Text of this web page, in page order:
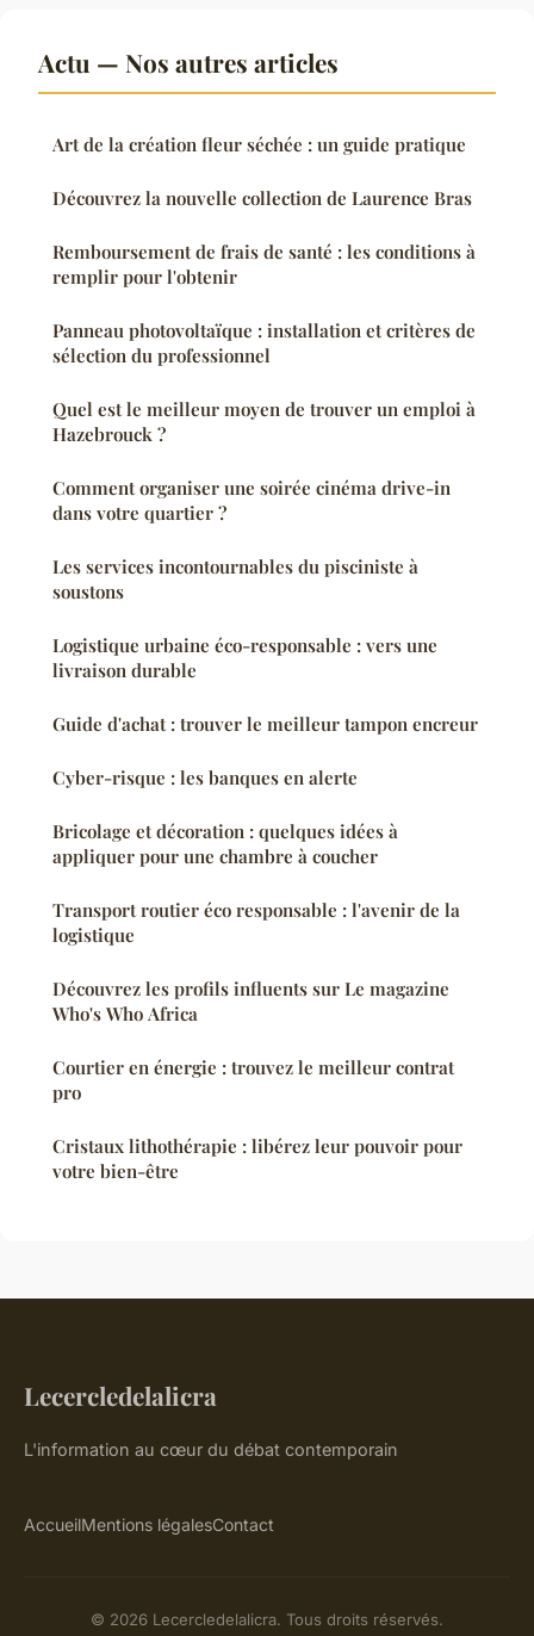
Actu — Nos autres articles
Art de la création fleur séchée : un guide pratique
Découvrez la nouvelle collection de Laurence Bras
Remboursement de frais de santé : les conditions à
remplir pour l'obtenir
Panneau photovoltaïque : installation et critères de
sélection du professionnel
Quel est le meilleur moyen de trouver un emploi à
Hazebrouck ?
Comment organiser une soirée cinéma drive-in
dans votre quartier ?
Les services incontournables du pisciniste à
soustons
Logistique urbaine éco-responsable : vers une
livraison durable
Guide d'achat : trouver le meilleur tampon encreur
Cyber-risque : les banques en alerte
Bricolage et décoration : quelques idées à
appliquer pour une chambre à coucher
Transport routier éco responsable : l'avenir de la
logistique
Découvrez les profils influents sur Le magazine
Who's Who Africa
Courtier en énergie : trouvez le meilleur contrat
pro
Cristaux lithothérapie : libérez leur pouvoir pour
votre bien-être
Lecercledelalicra
L'information au cœur du débat contemporain
AccueilMentions légalesContact
© 2026 Lecercledelalicra. Tous droits réservés.